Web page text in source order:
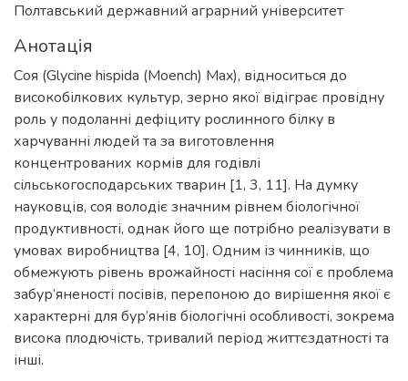
Полтавський державний аграрний університет
Анотація
Соя (Glycine hispida (Moench) Max), відноситься до
високобілкових культур, зерно якої відіграє провідну
роль у подоланні дефіциту рослинного білку в
харчуванні людей та за виготовлення
концентрованих кормів для годівлі
сільськогосподарських тварин [1, 3, 11]. На думку
науковців, соя володіє значним рівнем біологічної
продуктивності, однак його ще потрібно реалізувати в
умовах виробництва [4, 10]. Одним із чинників, що
обмежують рівень врожайності насіння сої є проблема
забур’яненості посівів, перепоною до вирішення якої є
характерні для бур’янів біологічні особливості, зокрема
висока плодючість, тривалий період життєздатності та
інші.